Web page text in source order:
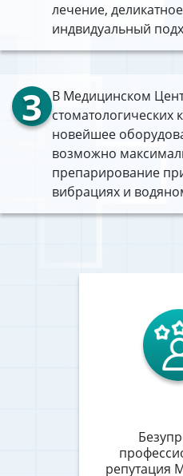
лечение,
индвидуальный
3 В Медицинском
стоматологических
новейшее
возможно
препарирование
вибрациях и
репутация